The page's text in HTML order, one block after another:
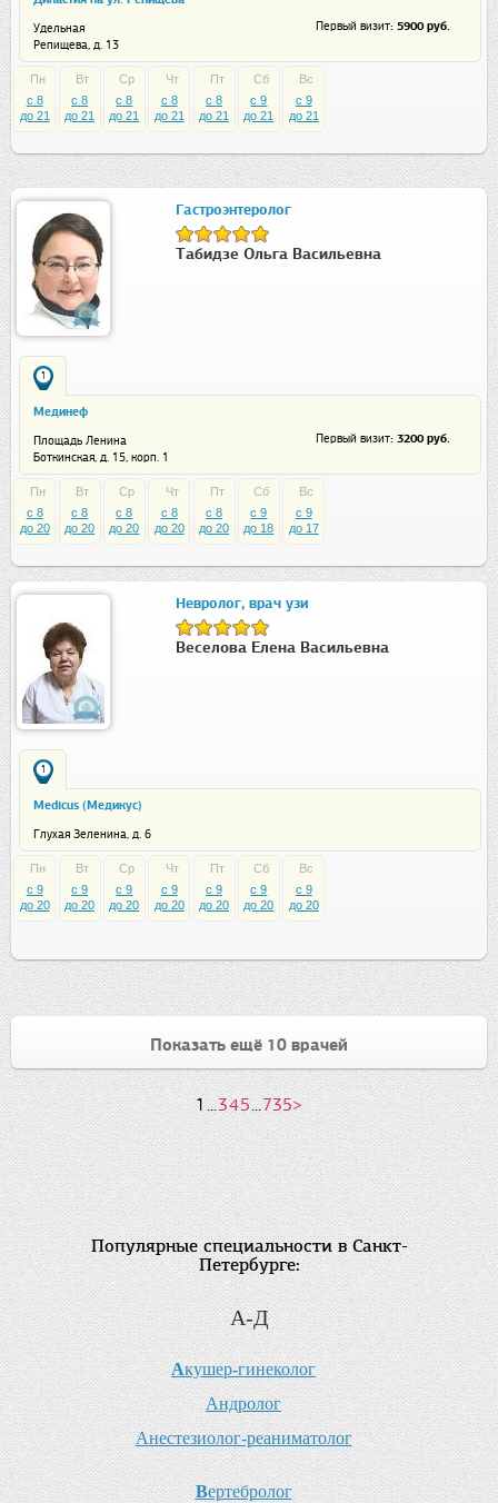
Удельная
Репищева, д. 13
Первый визит: 5900 руб.
Пн
c 8
до 21
Вт
c 8
до 21
Ср
c 8
до 21
Чт
c 8
до 21
Пт
c 8
до 21
Сб
c 9
до 21
Вс
c 9
до 21
Гастроэнтеролог
Табидзе Ольга Васильевна
1
Мединеф
Площадь Ленина
Боткинская, д. 15, корп. 1
Первый визит: 3200 руб.
Пн
c 8
до 20
Вт
c 8
до 20
Ср
c 8
до 20
Чт
c 8
до 20
Пт
c 8
до 20
Сб
c 9
до 18
Вс
c 9
до 17
Невролог, врач узи
Веселова Елена Васильевна
1
Medicus (Медикус)
Глухая Зеленина, д. 6
Пн
c 9
до 20
Вт
c 9
до 20
Ср
c 9
до 20
Чт
c 9
до 20
Пт
c 9
до 20
Сб
c 9
до 20
Вс
c 9
до 20
Показать ещё 10 врачей
1...345...735>
Популярные специальности в Санкт-
Петербурге:
А-Д
Акушер-гинеколог
Андролог
Анестезиолог-реаниматолог
Вертебролог